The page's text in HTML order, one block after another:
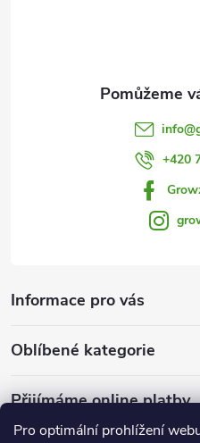
Pro optimální prohlížení
info@
+420
Informace pro vás
Oblíbené kategorie
Přijímáme online platby